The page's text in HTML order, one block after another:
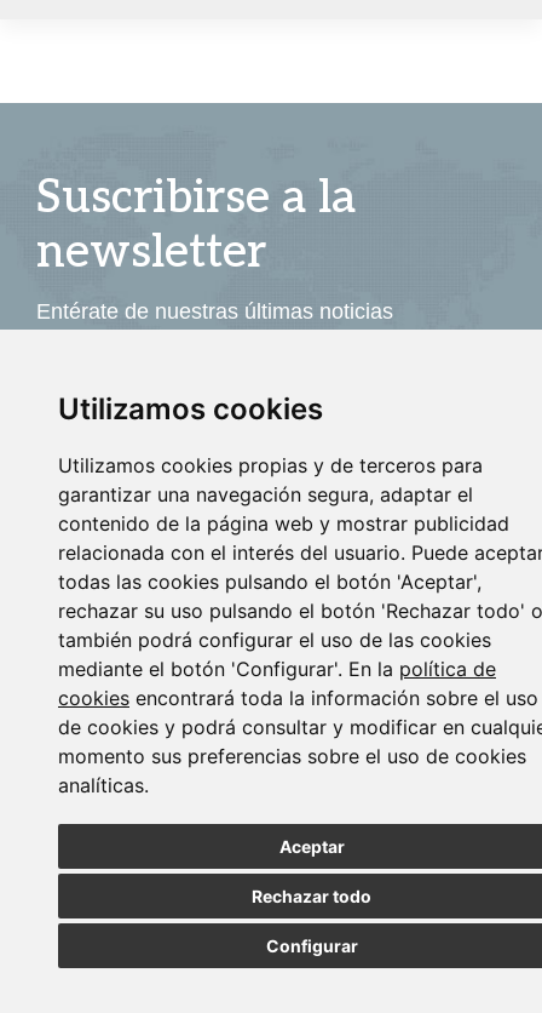
Utilizamos cookies
Utilizamos cookies propias y de terceros para
garantizar una navegación segura, adaptar el
contenido de la página web y mostrar publicidad
relacionada con el interés del usuario. Puede
todas las cookies pulsando el botón 'Aceptar',
rechazar su uso pulsando el botón 'Rechazar todo' o
también podrá configurar el uso de las cookies
mediante el botón 'Configurar'. En la política de
cookies encontrará toda la información sobre el uso
de cookies y podrá consultar y modificar en
momento sus preferencias sobre el uso de cookies
analíticas.
Aceptar
Rechazar todo
Configurar
Suscribirse a la
newsletter
Entérate de nuestras últimas noticias
MADRID • BARCELONA OVIEDO • VALLADOLID •
Paseo de la Castellana, 2328046 - Madrid
+34 913 912 066
Política de Privacidad |
|Aviso Legal